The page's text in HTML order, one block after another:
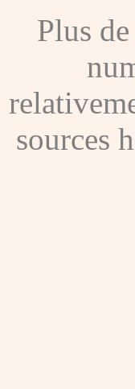
Plus
sources